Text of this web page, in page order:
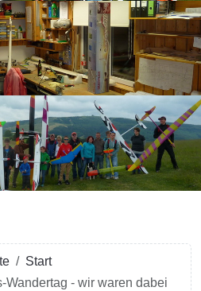
Start
Wandertag - wir waren dabei